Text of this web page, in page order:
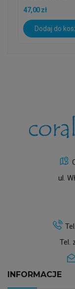
Akwarium...
47,00 zł
Dodaj do
ul.
Tel.
INFORMACJE